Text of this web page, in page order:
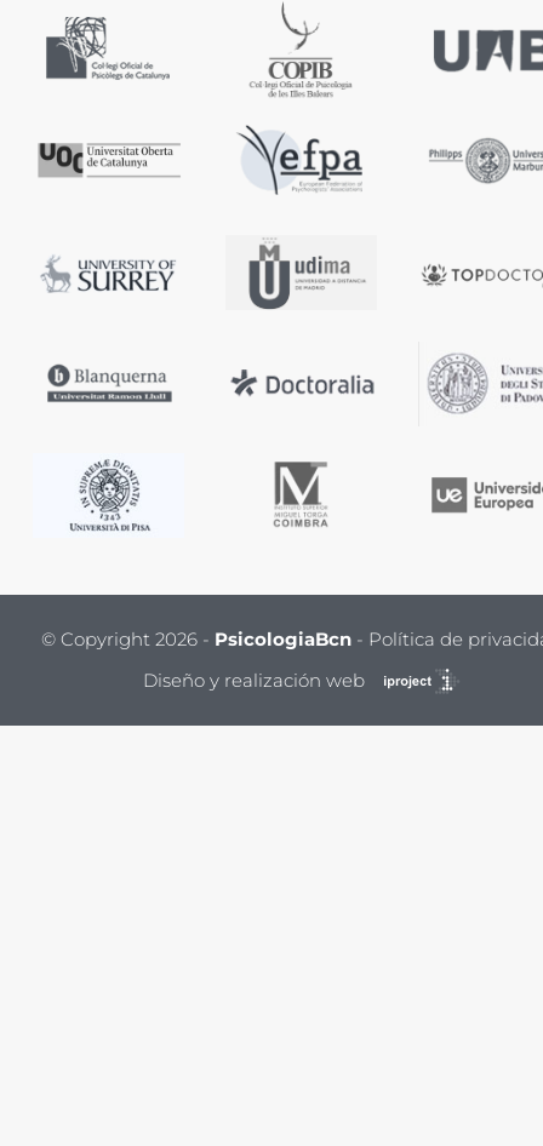
© Copyright 2026 - PsicologiaBcn- Política de
Diseño y realización web